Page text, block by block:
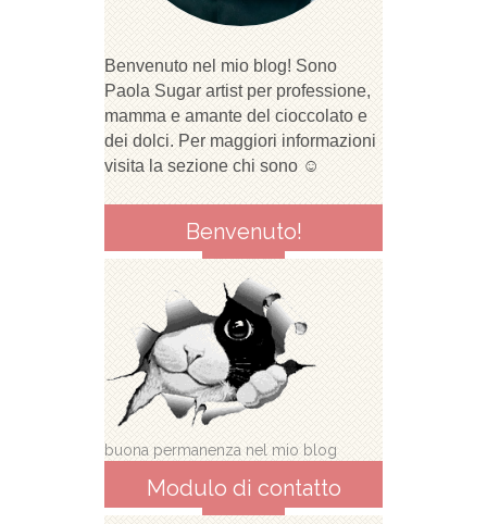
Benvenuto nel mio blog! Sono
Paola Sugar artist per professione,
mamma e amante del cioccolato e
dei dolci. Per maggiori informazioni
visita la sezione chi sono ☺
Benvenuto!
buona permanenza nel mio blog
Modulo di contatto